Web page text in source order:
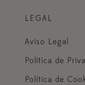
LEGAL
Aviso Legal
Política de
Política de